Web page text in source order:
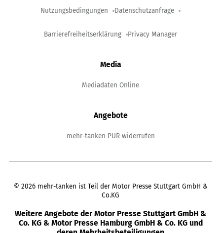
Nutzungsbedingungen Datenschutzanfrage
Barrierefreiheitserklärung Privacy Manager
Media
Mediadaten Online
Angebote
mehr-tanken PUR widerrufen
© 2026 mehr-tanken ist Teil der Motor Presse Stuttgart GmbH &
Co.KG
Weitere Angebote der Motor Presse Stuttgart GmbH &
Co. KG & Motor Presse Hamburg GmbH & Co. KG und